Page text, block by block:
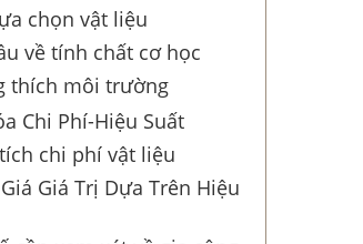
chọn vật liệu
về tính chất cơ học
thích môi trường
Chi Phí-Hiệu Suất
chi phí vật liệu
Giá Trị Dựa Trên Hiệu